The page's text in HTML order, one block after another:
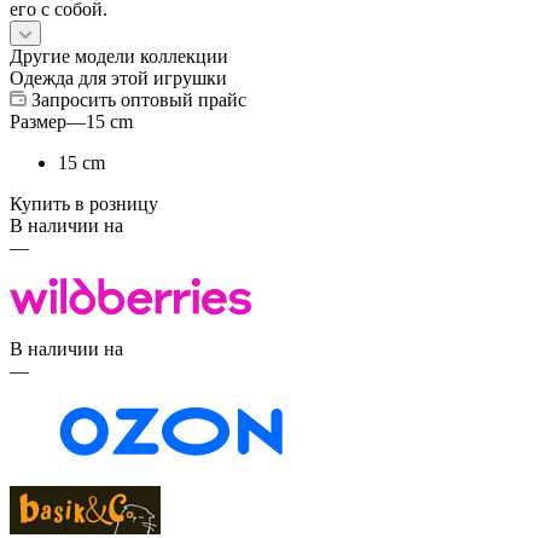
его с собой.
Другие модели коллекции
Одежда для этой игрушки
Запросить оптовый прайс
Размер—15 cm
15 cm
Купить в розницу
В наличии на
—
В наличии на
—